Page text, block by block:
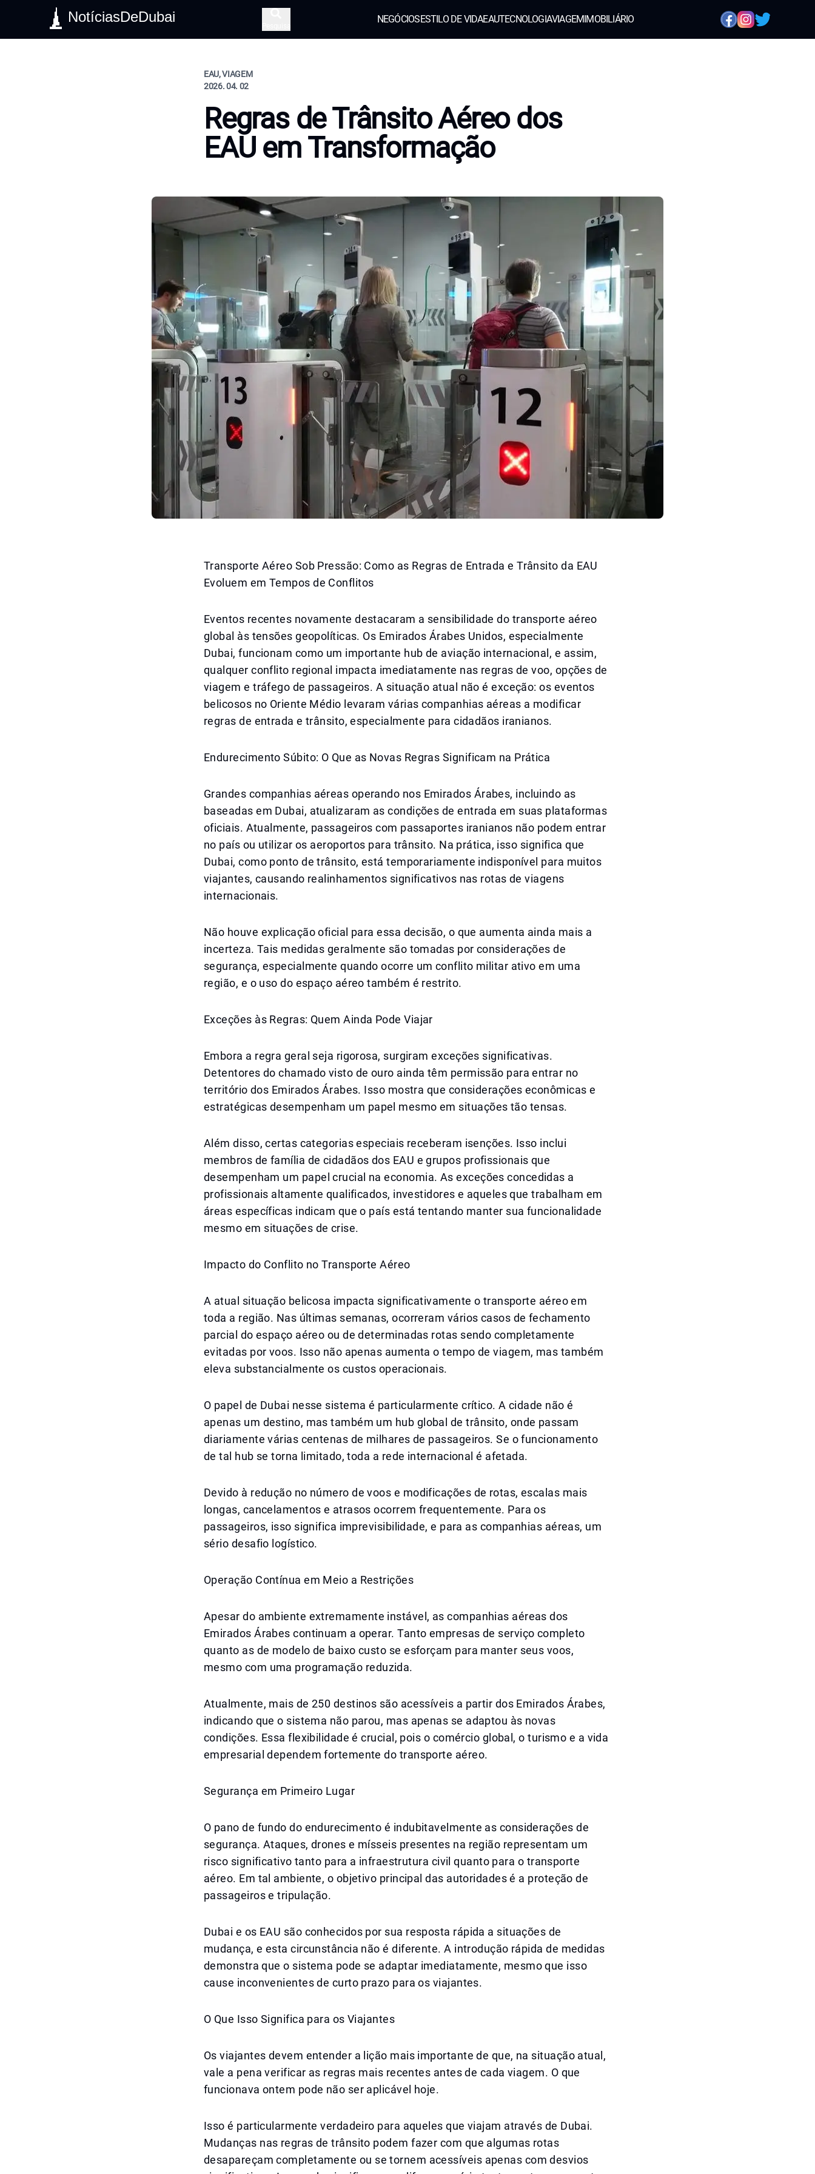
NotíciasDeDubai NEGÓCIOSESTILO DE VIDAEAUTECNOLOGIAVIAGEMIMOBILIÁRIO
EAU, VIAGEM
2026. 04. 02
Regras de Trânsito Aéreo dos
EAU em Transformação
Transporte Aéreo Sob Pressão: Como as Regras de Entrada e Trânsito da EAU
Evoluem em Tempos de Conflitos
Eventos recentes novamente destacaram a sensibilidade do transporte aéreo
global às tensões geopolíticas. Os Emirados Árabes Unidos, especialmente
Dubai, funcionam como um importante hub de aviação internacional, e assim,
qualquer conflito regional impacta imediatamente nas regras de voo, opções de
viagem e tráfego de passageiros. A situação atual não é exceção: os eventos
belicosos no Oriente Médio levaram várias companhias aéreas a modificar
regras de entrada e trânsito, especialmente para cidadãos iranianos.
Endurecimento Súbito: O Que as Novas Regras Significam na Prática
Grandes companhias aéreas operando nos Emirados Árabes, incluindo as
baseadas em Dubai, atualizaram as condições de entrada em suas plataformas
oficiais. Atualmente, passageiros com passaportes iranianos não podem entrar
no país ou utilizar os aeroportos para trânsito. Na prática, isso significa que
Dubai, como ponto de trânsito, está temporariamente indisponível para muitos
viajantes, causando realinhamentos significativos nas rotas de viagens
internacionais.
Não houve explicação oficial para essa decisão, o que aumenta ainda mais a
incerteza. Tais medidas geralmente são tomadas por considerações de
segurança, especialmente quando ocorre um conflito militar ativo em uma
região, e o uso do espaço aéreo também é restrito.
Exceções às Regras: Quem Ainda Pode Viajar
Embora a regra geral seja rigorosa, surgiram exceções significativas.
Detentores do chamado visto de ouro ainda têm permissão para entrar no
território dos Emirados Árabes. Isso mostra que considerações econômicas e
estratégicas desempenham um papel mesmo em situações tão tensas.
Além disso, certas categorias especiais receberam isenções. Isso inclui
membros de família de cidadãos dos EAU e grupos profissionais que
desempenham um papel crucial na economia. As exceções concedidas a
profissionais altamente qualificados, investidores e aqueles que trabalham em
áreas específicas indicam que o país está tentando manter sua funcionalidade
mesmo em situações de crise.
Impacto do Conflito no Transporte Aéreo
A atual situação belicosa impacta significativamente o transporte aéreo em
toda a região. Nas últimas semanas, ocorreram vários casos de fechamento
parcial do espaço aéreo ou de determinadas rotas sendo completamente
evitadas por voos. Isso não apenas aumenta o tempo de viagem, mas também
eleva substancialmente os custos operacionais.
O papel de Dubai nesse sistema é particularmente crítico. A cidade não é
apenas um destino, mas também um hub global de trânsito, onde passam
diariamente várias centenas de milhares de passageiros. Se o funcionamento
de tal hub se torna limitado, toda a rede internacional é afetada.
Devido à redução no número de voos e modificações de rotas, escalas mais
longas, cancelamentos e atrasos ocorrem frequentemente. Para os
passageiros, isso significa imprevisibilidade, e para as companhias aéreas, um
sério desafio logístico.
Operação Contínua em Meio a Restrições
Apesar do ambiente extremamente instável, as companhias aéreas dos
Emirados Árabes continuam a operar. Tanto empresas de serviço completo
quanto as de modelo de baixo custo se esforçam para manter seus voos,
mesmo com uma programação reduzida.
Atualmente, mais de 250 destinos são acessíveis a partir dos Emirados Árabes,
indicando que o sistema não parou, mas apenas se adaptou às novas
condições. Essa flexibilidade é crucial, pois o comércio global, o turismo e a vida
empresarial dependem fortemente do transporte aéreo.
Segurança em Primeiro Lugar
O pano de fundo do endurecimento é indubitavelmente as considerações de
segurança. Ataques, drones e mísseis presentes na região representam um
risco significativo tanto para a infraestrutura civil quanto para o transporte
aéreo. Em tal ambiente, o objetivo principal das autoridades é a proteção de
passageiros e tripulação.
Dubai e os EAU são conhecidos por sua resposta rápida a situações de
mudança, e esta circunstância não é diferente. A introdução rápida de medidas
demonstra que o sistema pode se adaptar imediatamente, mesmo que isso
cause inconvenientes de curto prazo para os viajantes.
O Que Isso Significa para os Viajantes
Os viajantes devem entender a lição mais importante de que, na situação atual,
vale a pena verificar as regras mais recentes antes de cada viagem. O que
funcionava ontem pode não ser aplicável hoje.
Isso é particularmente verdadeiro para aqueles que viajam através de Dubai.
Mudanças nas regras de trânsito podem fazer com que algumas rotas
desapareçam completamente ou se tornem acessíveis apenas com desvios